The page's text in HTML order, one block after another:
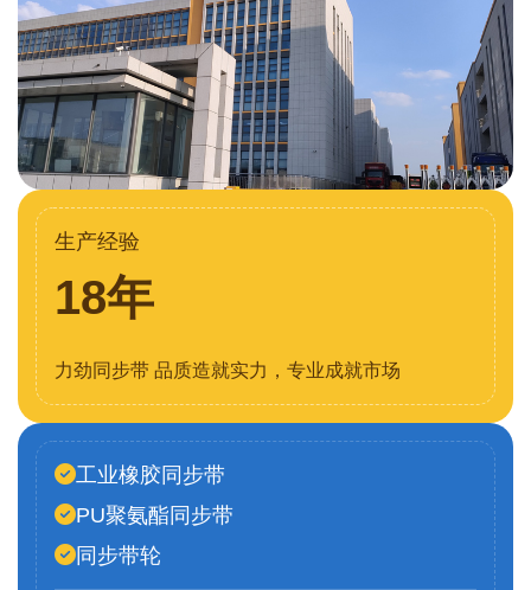
生产经验
18年
力劲同步带 品质造就实力，专业成就市场
工业橡胶同步带
PU聚氨酯同步带
同步带轮